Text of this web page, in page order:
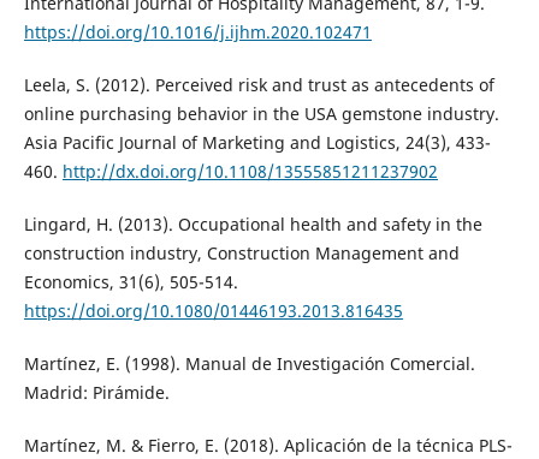
https://doi.org/10.1016/j.ijhm.2020.102471
Leela, S. (2012). Perceived risk and trust as antecedents of
online purchasing behavior in the USA gemstone industry.
Asia Pacific Journal of Marketing and Logistics, 24(3), 433-
460. http://dx.doi.org/10.1108/13555851211237902
Lingard, H. (2013). Occupational health and safety in the
construction industry, Construction Management and
Economics, 31(6), 505-514.
https://doi.org/10.1080/01446193.2013.816435
Martínez, E. (1998). Manual de Investigación Comercial.
Madrid: Pirámide.
Martínez, M. & Fierro, E. (2018). Aplicación de la técnica PLS-